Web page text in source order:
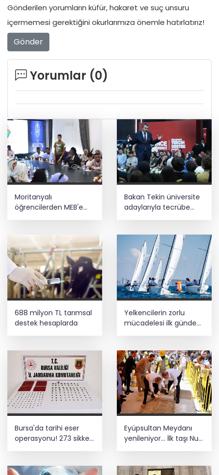
Gönderilen yorumların küfür, hakaret ve suç unsuru
içermemesi gerektiğini okurlarımıza önemle hatırlatırız!
Gönder
Yorumlar (0)
Moritanyalı
öğrencilerden MEB'e
ziyaret
Bakan Tekin üniversite
adaylarıyla tecrübe
paylaştı
688 milyon TL tarımsal
destek hesaplarda
Yelkencilerin zorlu
mücadelesi ilk günde
Bursa'da tarihi eser
operasyonu! 273 sikke
Eyüpsultan Meydanı
yenileniyor... İlk taşı Nuri